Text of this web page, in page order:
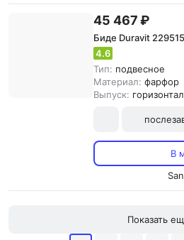
45 467 ₽
Биде Duravit 229515
4.6
Тип: подвесное
Материал: фарфор
Выпуск:
В
Показать